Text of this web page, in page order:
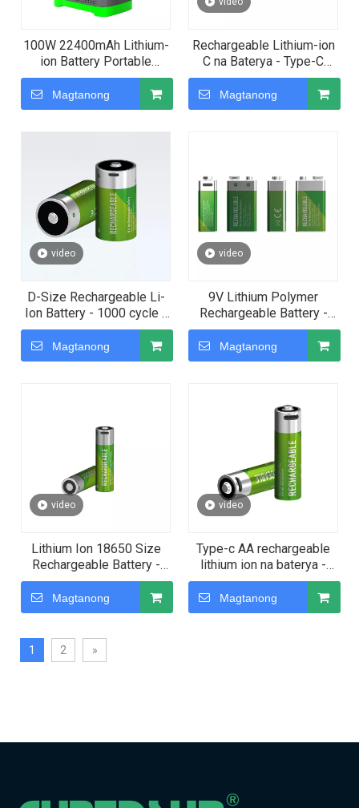
100W 22400mAh Lithium-
ion Battery Portable
Power Station para sa
Outdoor At Home
Magtanong
Rechargeable Lithium-ion
C na Baterya - Type-C
Charging
Magtanong
video
D-Size Rechargeable Li-
Ion Battery - 1000 cycle -
USB C Port
Magtanong
video
9V Lithium Polymer
Rechargeable Battery -
USB C Charging
Magtanong
video
Lithium Ion 18650 Size
Rechargeable Battery -
USB C Charging Port
Magtanong
video
Type-c AA rechargeable
lithium ion na baterya -
1000 beses
Magtanong
1 2 »